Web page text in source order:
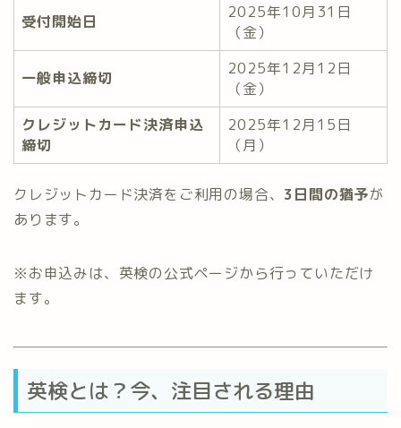
受付開始日
2025年10月31日
（金）
一般申込締切
2025年12月12日
（金）
クレジットカード決済申込
締切
2025年12月15日
（月）
クレジットカード決済をご利用の場合、 3日間の猶予が
あります。
※お申込みは、英検の公式ページから行っていただけ
ます。
英検とは？今、注目される理由